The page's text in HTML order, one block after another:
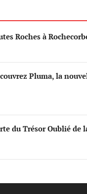
Roches à
Pluma, la
du Trésor Oublié de